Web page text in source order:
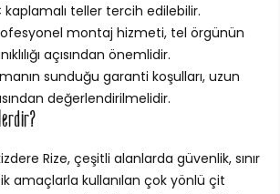
teller tercih edilebilir.
montaj hizmeti, tel örgünün
açısından önemlidir.
sunduğu garanti koşulları, uzun
değerlendirilmelidir.
Rize, çeşitli alanlarda güvenlik, sınır
amaçlarla kullanılan çok yönlü çit